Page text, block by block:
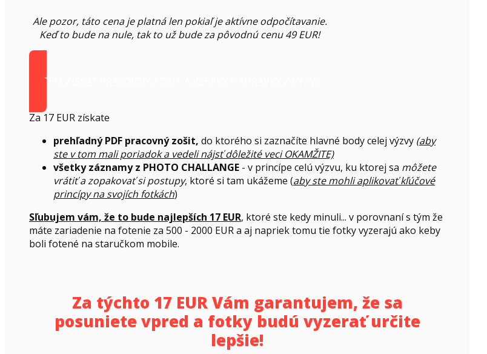
Ale pozor, táto cena je platná len pokiaľ je aktívne odpočítavanie.
Keď to bude na nule, tak to už bude za pôvodnú cenu 49 EUR!
CHCEM ZÍSKAŤ PRACOVNÝ ZOŠIT A VŠETKY NAHRÁVKY Z VÝZVY
Za 17 EUR získate
prehľadný PDF pracovný zošit, do ktorého si zaznačíte hlavné body celej výzvy (aby
ste v tom mali poriadok a vedeli nájsť dôležité veci OKAMŽITE)
všetky záznamy z PHOTO CHALLANGE - v princípe celú výzvu, ku ktorej sa môžete
vrátiť a zopakovať si postupy, ktoré si tam ukážeme (aby ste mohli aplikovať kľúčové
princípy na svojích fotkách)
Sľubujem vám, že to bude najlepších 17 EUR, ktoré ste kedy minuli... v porovnaní s tým že
máte zariadenie na fotenie za 500 - 2000 EUR a aj napriek tomu tie fotky vyzerajú ako keby
boli fotené na staručkom mobile.
Za týchto 17 EUR Vám garantujem, že sa
posuniete vpred a fotky budú vyzerať určite
lepšie!